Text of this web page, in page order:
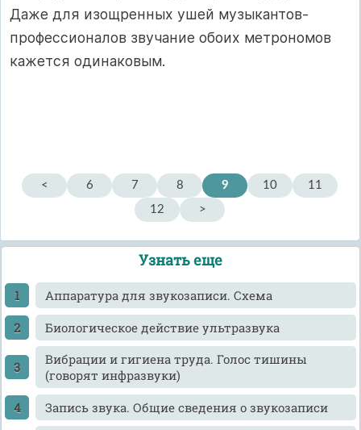
Даже для изощренных ушей музыкантов-
профессионалов звучание обоих метрономов
кажется одинаковым.
< 6 7 8 9 10
11
12
>
Узнать еще
Аппаратура для звукозаписи. Схема
Биологическое действие ультразвука
Вибрации и гигиена труда. Голос тишины
(говорят инфразвуки)
Запись звука. Общие сведения о звукозаписи